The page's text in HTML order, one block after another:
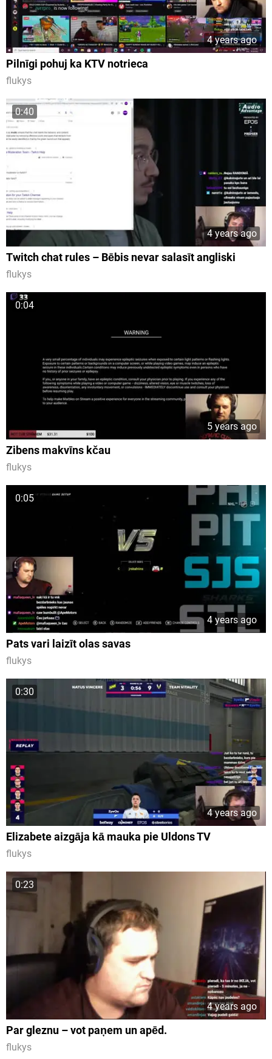
4 years ago
Pilnīgi pohuj ka KTV notrieca
flukys
0:40
4 years ago
Twitch chat rules – Bēbis nevar salasīt angliski
flukys
0:04
5 years ago
Zibens makvīns kčau
flukys
0:05
4 years ago
Pats vari laizīt olas savas
flukys
0:30
4 years ago
Elizabete aizgāja kā mauka pie Uldons TV
flukys
0:23
4 years ago
Par gleznu – vot paņem un apēd.
flukys